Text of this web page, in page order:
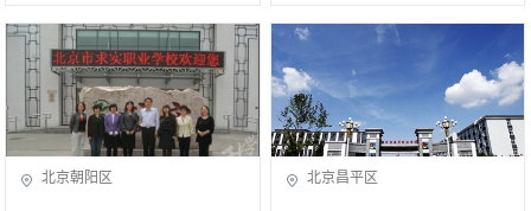
白玉雕刻之乡，学校所在地有雕
刻企业180多家，传统雕刻技艺深
厚、汉白玉资源丰富。随着社会
经济的发展，人们对雕刻技艺的
认识与需求日益发展，无论规模
巨大的城市雕塑，还是与雕刻有
关的环艺、建筑、装修、装饰等
工作都须由掌握雕刻技艺，又有
业学校。2013年9月，海淀区职业
教育资源整合，北京市信息管理
学校与北京市商务管理学校、海
淀区艺术职业学校合并，成为海
淀区唯一一所中等职业学校。多
年来，凭借信息人的不懈努力，
学校规模不断扩大，教学质量不
断提高。目前，学校一校9址，各
北京朝阳区 北京昌平区